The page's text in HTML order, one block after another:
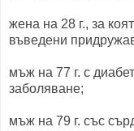
жена на 28 г., за
въведени
мъж на 77 г. с
заболяване;
мъж на 79 г. със